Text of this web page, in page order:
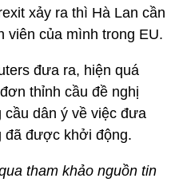
xảy ra thì Hà Lan cần
viên của mình trong EU.
đưa ra, hiện quá
thỉnh cầu đề nghị
dân ý về việc đưa
đã được khởi động.
tham khảo nguồn tin